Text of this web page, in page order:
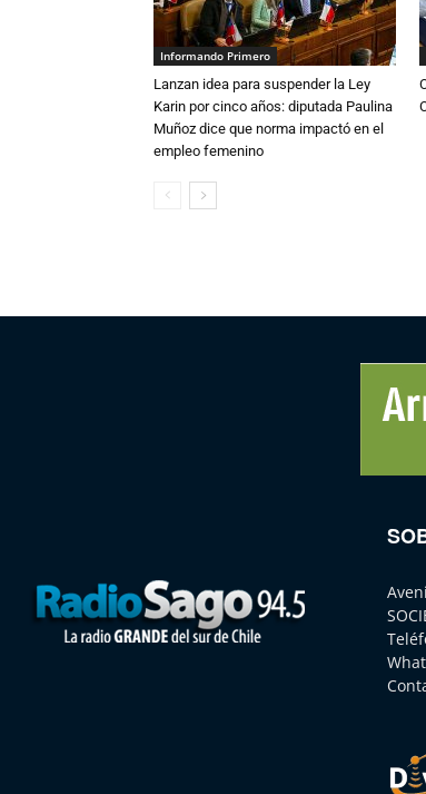
Informando Primero
Lanzan idea para suspender la Ley
Karin por cinco años: diputada Paulina
Muñoz dice que norma impactó en el
empleo femenino